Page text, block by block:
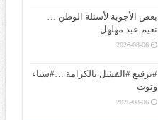
بعض الأجوبة لأسئلة الوطن …
نعيم عبد مهلهل
2026-08-06
#ترقيع #الفشل بالكرامة …#سناء
وتوت
2026-08-06